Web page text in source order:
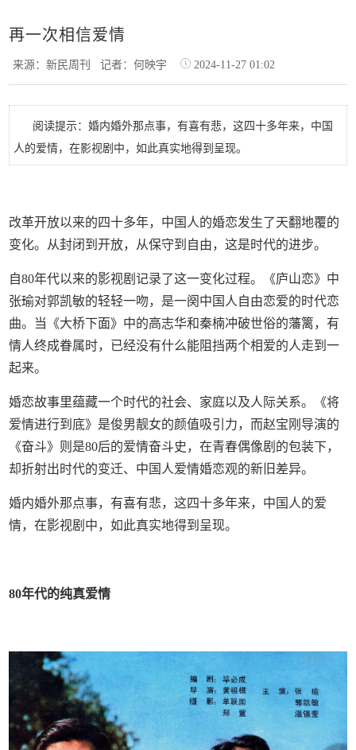
再一次相信爱情
来源：新民周刊记者：何映宇 2024-11-27 01:02
阅读提示：婚内婚外那点事，有喜有悲，这四十多年来，中国
人的爱情，在影视剧中，如此真实地得到呈现。
改革开放以来的四十多年，中国人的婚恋发生了天翻地覆的
变化。从封闭到开放，从保守到自由，这是时代的进步。
自80年代以来的影视剧记录了这一变化过程。《庐山恋》中
张瑜对郭凯敏的轻轻一吻，是一阕中国人自由恋爱的时代恋
曲。当《大桥下面》中的高志华和秦楠冲破世俗的藩篱，有
情人终成眷属时，已经没有什么能阻挡两个相爱的人走到一
起来。
婚恋故事里蕴藏一个时代的社会、家庭以及人际关系。《将
爱情进行到底》是俊男靓女的颜值吸引力，而赵宝刚导演的
《奋斗》则是80后的爱情奋斗史，在青春偶像剧的包装下，
却折射出时代的变迁、中国人爱情婚恋观的新旧差异。
婚内婚外那点事，有喜有悲，这四十多年来，中国人的爱
情，在影视剧中，如此真实地得到呈现。
80年代的纯真爱情